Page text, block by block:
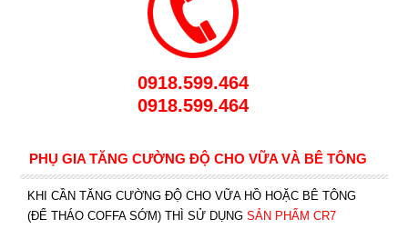
0918.599.464
0918.599.464
PHỤ GIA TĂNG CƯỜNG ĐỘ CHO VỮA VÀ BÊ TÔNG
KHI CẦN TĂNG CƯỜNG ĐỘ CHO VỮA HỒ HOẶC BÊ TÔNG
(ĐỂ THÁO COFFA SỚM) THÌ SỬ DỤNG SẢN PHẨM CR7